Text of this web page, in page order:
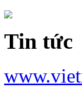
Tin tức